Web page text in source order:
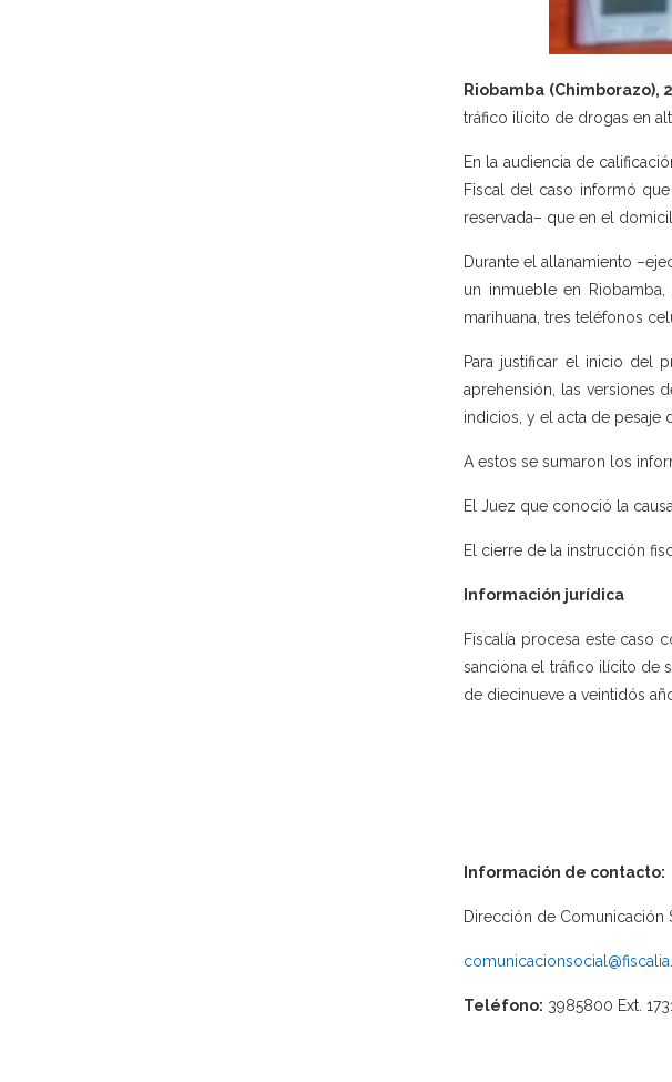
Riobamba (Chimborazo),
tráfico ilícito de drogas en
En la audiencia de
Fiscal del caso informó
reservada– que en el
Durante el allanamiento
un inmueble en
marihuana, tres teléfonos
Para justificar el inicio del
aprehensión, las versiones
indicios, y el acta de pesaje
A estos se sumaron los
El Juez que conoció la
El cierre de la instrucción
Información jurídica
Fiscalía procesa este caso
sanciona el tráfico ilícito de
de diecinueve a veintidós
Información de contacto:
Dirección de Comunicación
Teléfono: 3985800 Ext.